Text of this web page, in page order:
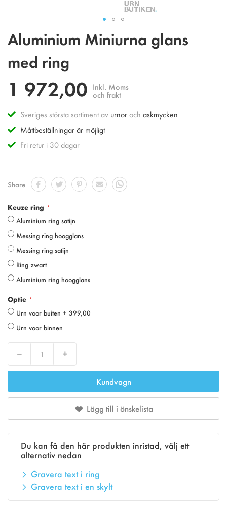
Hoppa
till
av
bildgalleriet
Aluminium Miniurna glans
med ring
1 972,00 Inkl. Moms
och frakt
Sveriges största sortiment av urnoroch askmycken
Måttbeställningar är möjligt
Fri retur i 30 dagar
Share
Keuze ring
Aluminium ring satijn
Messing ring hoogglans
Messing ring satijn
Ring zwart
Aluminium ring hoogglans
Optie
Urn voor buiten + 399,00
Urn voor binnen
Decrease Increase
Kundvagn
Lägg till i önskelista
Du kan få den här produkten inristad, välj ett
alternativ nedan
Gravera text i ring
Gravera text i en skylt